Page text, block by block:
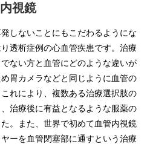
視鏡
しないことにもこだわるようにな
透析症例の心血管疾患です。治療
ない方と血管にどのような違いが
胃カメラなどと同じように血管の
れにより、複数ある治療選択肢の
治療後に有益となるような服薬の
。また、世界で初めて血管内視鏡
ーを血管閉塞部に通すという治療